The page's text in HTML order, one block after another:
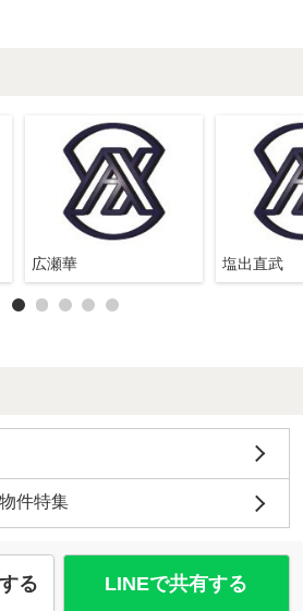
広瀬華 塩出直武
件特集
る LINEで共有する